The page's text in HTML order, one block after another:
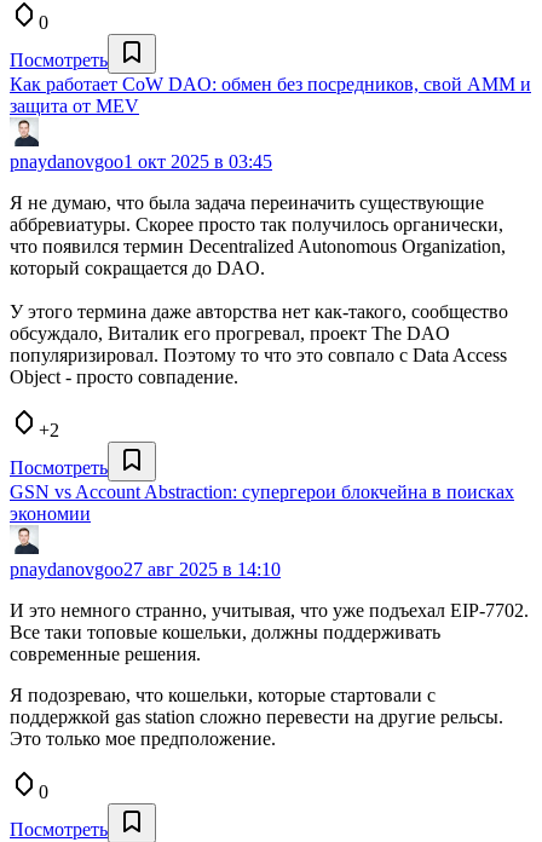
0
Посмотреть
Как работает CoW DAO: обмен без посредников, свой AMM и
защита от MEV
pnaydanovgoo1 окт 2025 в 03:45
Я не думаю, что была задача переиначить существующие
аббревиатуры. Скорее просто так получилось органически,
что появился термин Decentralized Autonomous Organization,
который сокращается до DAO.
У этого термина даже авторства нет как-такого, сообщество
обсуждало, Виталик его прогревал, проект The DAO
популяризировал. Поэтому то что это совпало с Data Access
Object - просто совпадение.
+2
Посмотреть
GSN vs Account Abstraction: супергерои блокчейна в поисках
экономии
pnaydanovgoo27 авг 2025 в 14:10
И это немного странно, учитывая, что уже подъехал EIP-7702.
Все таки топовые кошельки, должны поддерживать
современные решения.
Я подозреваю, что кошельки, которые стартовали с
поддержкой gas station сложно перевести на другие рельсы.
Это только мое предположение.
0
Посмотреть